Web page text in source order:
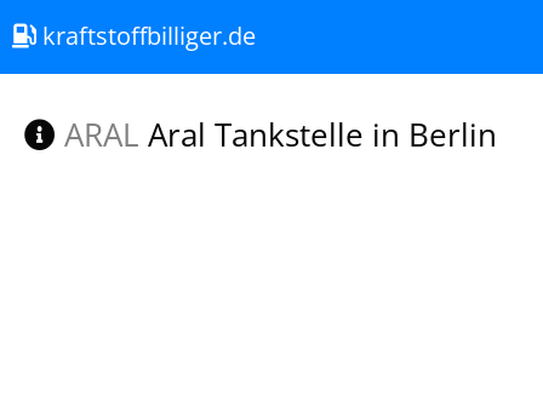
kraftstoffbilliger.de
ARAL Aral Tankstelle in Berlin